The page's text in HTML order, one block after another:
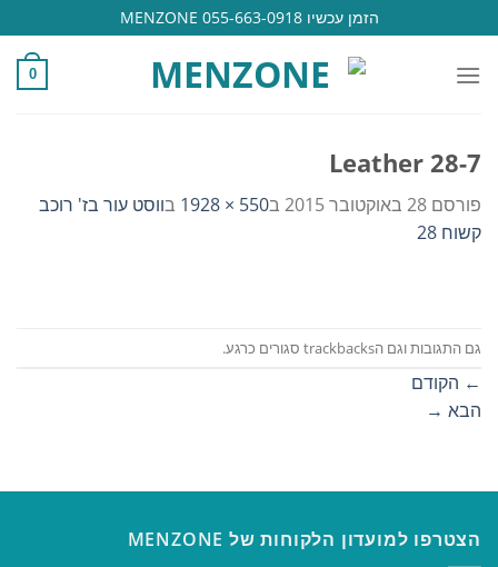
to
content
הזמן עכשיו 055-663-0918 MENZONE
0
Leather 28-7
פורסם 28 באוקטובר 2015 ב550 × 1928 בווסט עור בז' רוכב
קשוח 28
גם התגובות וגם הtrackbacks סגורים כרגע.
← הקודם
הבא →
הצטרפו למועדון הלקוחות של MENZONE